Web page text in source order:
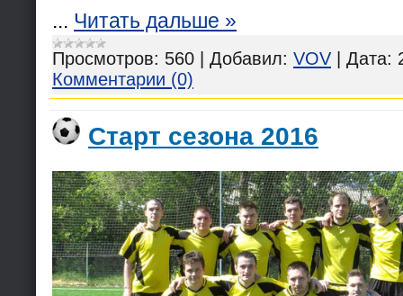
... Читать дальше »
Просмотров: 560 Добавил: VOV Дата:
Комментарии (0)
Старт сезона 2016